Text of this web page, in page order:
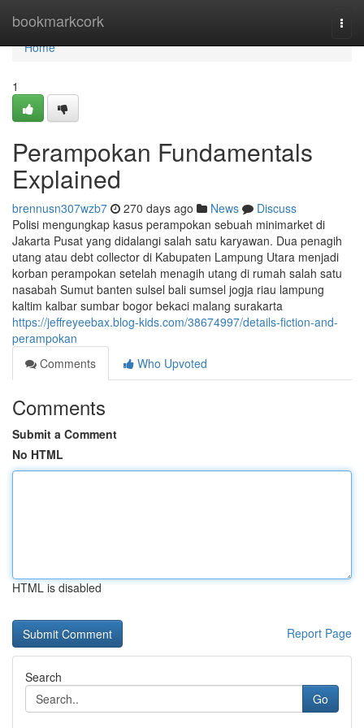
bookmarkcork
Home
Home
1
Perampokan Fundamentals
Explained
brennusn307wzb7 270 days ago News
Discuss
Polisi mengungkap kasus perampokan sebuah minimarket di
Jakarta Pusat yang didalangi salah satu karyawan. Dua penagih
utang atau debt collector di Kabupaten Lampung Utara menjadi
korban perampokan setelah menagih utang di rumah salah satu
nasabah Sumut banten sulsel bali sumsel jogja riau lampung
kaltim kalbar sumbar bogor bekaci malang surakarta
https://jeffreyeebax.blog-kids.com/38674997/details-fiction-and-
perampokan
Comments
Who Upvoted
Comments
Submit a Comment
No HTML
HTML is disabled
Report Page
Search
Go